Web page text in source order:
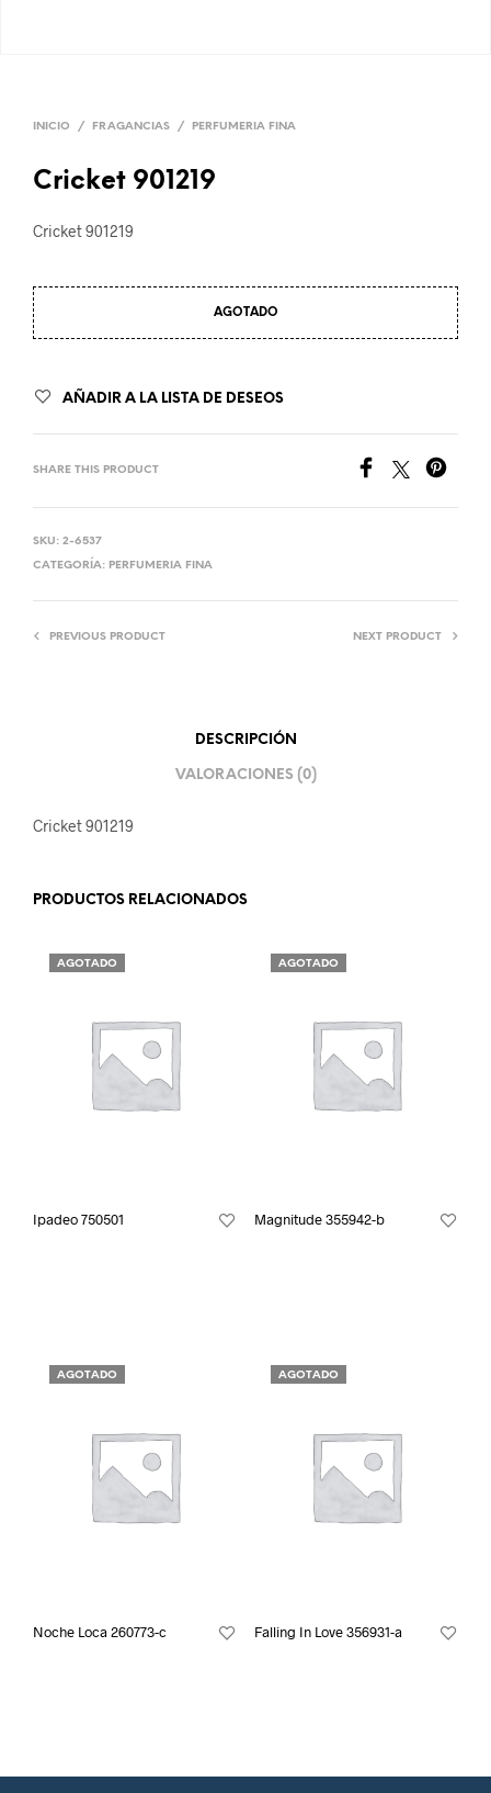
INICIO / FRAGANCIAS / PERFUMERIA FINA
Cricket 901219
Cricket 901219
AGOTADO
AÑADIR A LA LISTA DE DESEOS
SHARE THIS PRODUCT
SKU: 2-6537
CATEGORÍA: PERFUMERIA FINA
PREVIOUS PRODUCT NEXT PRODUCT
DESCRIPCIÓN
VALORACIONES (0)
Cricket 901219
PRODUCTOS RELACIONADOS
AGOTADO
Ipadeo 750501
AGOTADO
Magnitude 355942-b
AGOTADO
Noche Loca 260773-c
AGOTADO
Falling In Love 356931-a